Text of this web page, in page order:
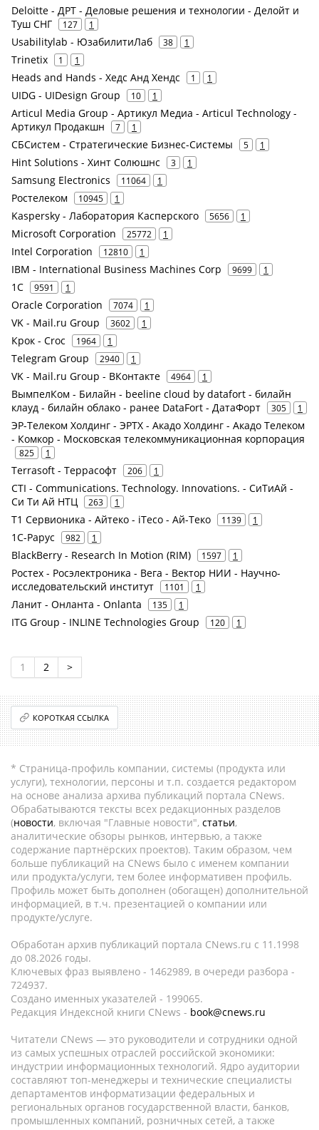
Deloitte - ДРТ - Деловые решения и технологии - Делойт и
Туш СНГ
127 1
Usabilitylab - ЮзабилитиЛаб 38 1
Trinetix 1 1
Heads and Hands - Хедс Анд Хендс 1 1
UIDG - UIDesign Group 10 1
Articul Media Group - Артикул Медиа - Articul Technology -
Артикул Продакшн
7 1
СБСистем - Стратегические Бизнес-Системы 5 1
Hint Solutions - Хинт Солюшнс 3 1
Samsung Electronics 11064 1
Ростелеком 10945 1
Kaspersky - Лаборатория Касперского 5656 1
Microsoft Corporation 25772 1
Intel Corporation 12810 1
IBM - International Business Machines Corp 9699 1
1С 9591 1
Oracle Corporation 7074 1
VK - Mail.ru Group 3602 1
Крок - Croc 1964 1
Telegram Group 2940 1
VK - Mail.ru Group - ВКонтакте 4964 1
ВымпелКом - Билайн - beeline cloud by datafort - билайн
клауд - билайн облако - ранее DataFort - ДатаФорт
305 1
ЭР-Телеком Холдинг - ЭРТХ - Акадо Холдинг - Акадо Телеком
- Комкор - Московская телекоммуникационная корпорация
825 1
Terrasoft - Террасофт 206 1
CTI - Communications. Technology. Innovations. - СиТиАй -
Си Ти Ай НТЦ
263 1
Т1 Сервионика - Айтеко - iTeco - Ай-Теко 1139 1
1С-Рарус 982 1
BlackBerry - Research In Motion (RIM) 1597 1
Ростех - Росэлектроника - Вега - Вектор НИИ - Научно-
исследовательский институт
1101 1
Ланит - Онланта - Onlanta 135 1
ITG Group - INLINE Technologies Group 120 1
1 2 >
КОРОТКАЯ ССЫЛКА
* Страница-профиль компании, системы (продукта или
услуги), технологии, персоны и т.п. создается редактором
на основе анализа архива публикаций портала CNews.
Обрабатываются тексты всех редакционных разделов
(новости, включая "Главные новости", статьи,
аналитические обзоры рынков, интервью, а также
содержание партнёрских проектов). Таким образом, чем
больше публикаций на CNews было с именем компании
или продукта/услуги, тем более информативен профиль.
Профиль может быть дополнен (обогащен) дополнительной
информацией, в т.ч. презентацией о компании или
продукте/услуге.
Обработан архив публикаций портала CNews.ru c 11.1998
до 08.2026 годы.
Ключевых фраз выявлено - 1462989, в очереди разбора -
724937.
Создано именных указателей - 199065.
Редакция Индексной книги CNews - book@cnews.ru
Читатели CNews — это руководители и сотрудники одной
из самых успешных отраслей российской экономики:
индустрии информационных технологий. Ядро аудитории
составляют топ-менеджеры и технические специалисты
департаментов информатизации федеральных и
региональных органов государственной власти, банков,
промышленных компаний, розничных сетей, а также